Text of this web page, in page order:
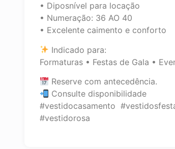
• Diposnível para locação
• Numeração: 36 AO 40
• Excelente caimento e conforto
Indicado para:
Formaturas • Festas de Gala •
Reserve com antecedência.
Consulte disponibilidade
#vestidocasamento
#vestidorosa